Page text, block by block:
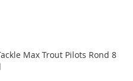
Max Trout Pilots Rond 8